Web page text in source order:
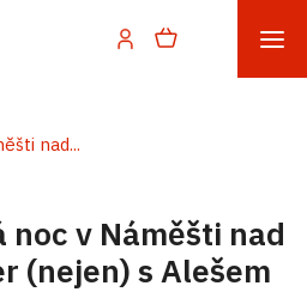
nad...
noc v Náměšti nad
(nejen) s Alešem